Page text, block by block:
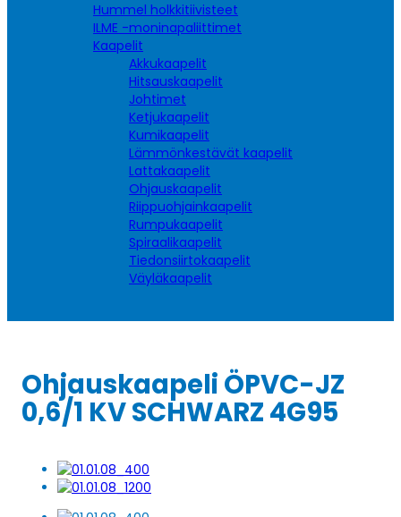
Hummel holkkitiivisteet
ILME -moninapaliittimet
Kaapelit
Akkukaapelit
Hitsauskaapelit
Johtimet
Ketjukaapelit
Kumikaapelit
Lämmönkestävät kaapelit
Lattakaapelit
Ohjauskaapelit
Riippuohjainkaapelit
Rumpukaapelit
Spiraalikaapelit
Tiedonsiirtokaapelit
Väyläkaapelit
Ohjauskaapeli ÖPVC-JZ
0,6/1 KV SCHWARZ 4G95